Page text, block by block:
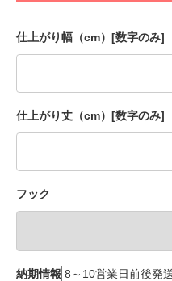
仕上がり幅（cm）[数字のみ]
仕上がり丈（cm）[数字のみ]
フック
納期情報